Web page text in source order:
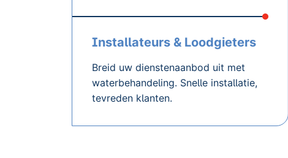
Installateurs & Loodgieters
Breid uw dienstenaanbod uit met
waterbehandeling. Snelle installatie,
tevreden klanten.